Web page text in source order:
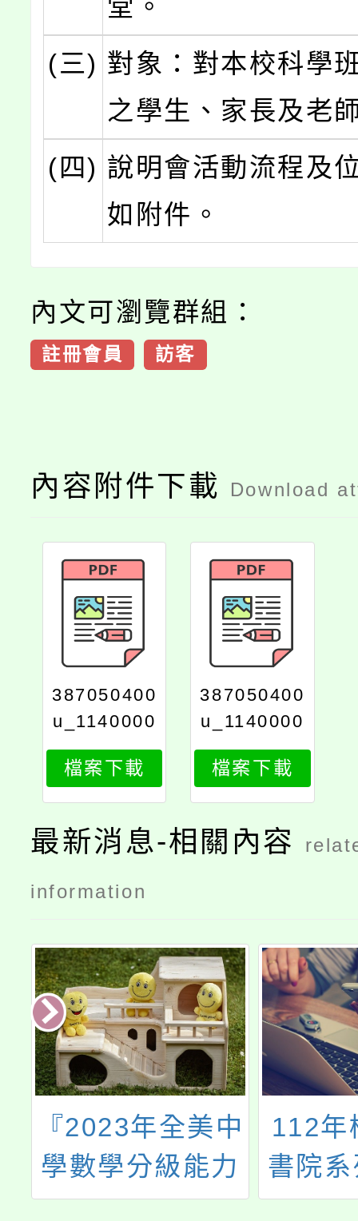
堂。
(三) 對象：對本校科學
之學生、家長及老
(四) 說明會活動流程及
如附件。
內文可瀏覽群組：
註冊會員 訪客
內容附件下載 Download
387050400
u_1140000
801_attach
2
檔案下載
387050400
u_1140000
801_attach
1
檔案下載
最新消息-相關內容
information
『2023年全美中
學數學分級能力
測驗
112年
書院
喙鼓